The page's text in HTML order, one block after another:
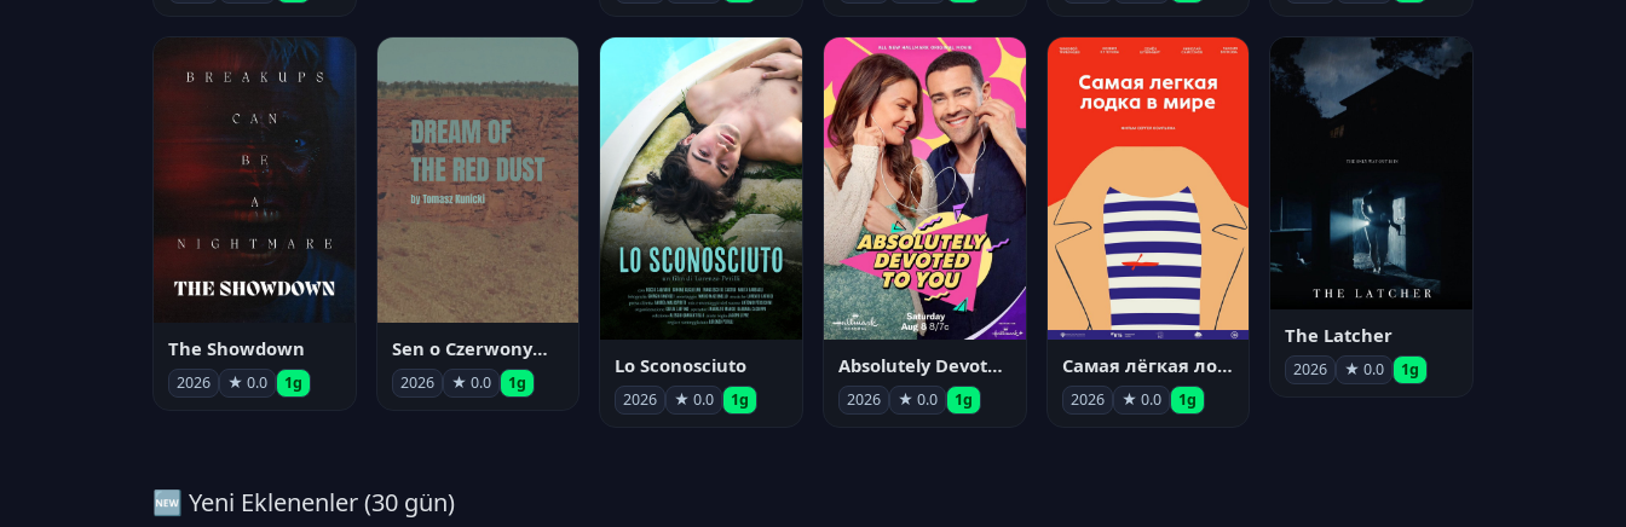
The Showdown
2026 ★ 0.0 1g
Sen o Czerwonym Pyle
2026 ★ 0.0 1g
Lo Sconosciuto
2026 ★ 0.0 1g
Absolutely Devoted to You
2026 ★ 0.0 1g
Самая лёгкая лодка в мире
2026 ★ 0.0 1g
The Latcher
2026 ★ 0.0 1g
🆕 Yeni Eklenenler (30 gün)